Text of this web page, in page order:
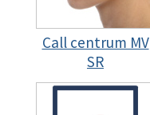
Call centrum MV
SR